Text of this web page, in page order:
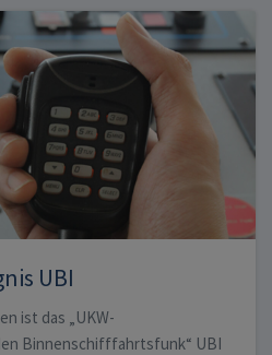
UBI
ist das „UKW-
Binnenschifffahrtsfunk“ UBI